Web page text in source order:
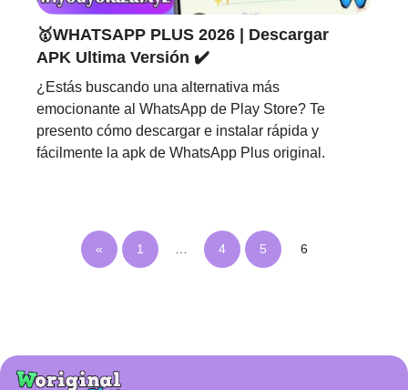
🥇WHATSAPP PLUS 2026 | Descargar
APK Ultima Versión ✔️
¿Estás buscando una alternativa más
emocionante al WhatsApp de Play Store? Te
presento cómo descargar e instalar rápida y
fácilmente la apk de WhatsApp Plus original.
« 1 4 5 6